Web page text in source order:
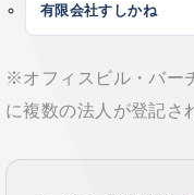
有限会社すしかね
※オフィスビル・バー
に複数の法人が登記さ